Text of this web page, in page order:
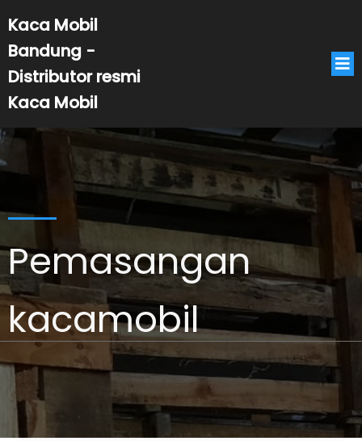
Kaca Mobil
Bandung -
Distributor resmi
Kaca Mobil
Pemasangan
kacamobil